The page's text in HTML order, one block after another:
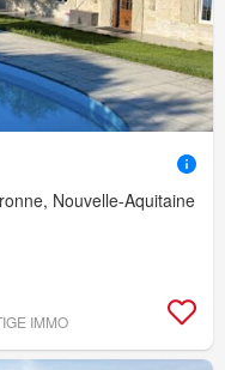
Nouvelle-Aquitaine
IMMO